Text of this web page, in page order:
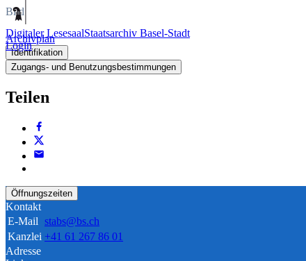
Digitaler LesesaalStaatsarchiv Basel-Stadt
Login
Bild
Archivplan
Identifikation
Zugangs- und Benutzungsbestimmungen
Teilen
Öffnungszeiten
Kontakt
E-Mail stabs@bs.ch
Kanzlei +41 61 267 86 01
Adresse